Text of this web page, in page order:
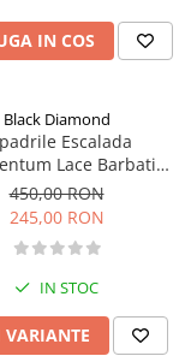
IN COS
Black Diamond
Escalada
Lace Barbati
Negru
450,00 RON
245,00 RON
IN STOC
VARIANTE